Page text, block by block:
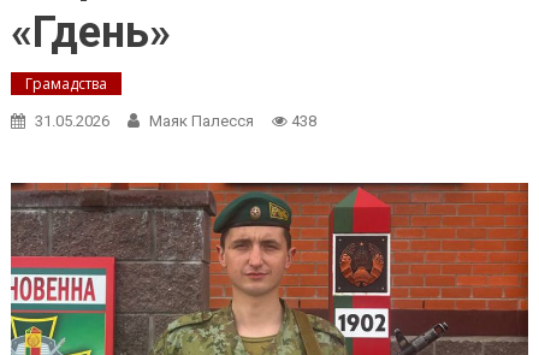
«Гдень»
Грамадства
31.05.2026 Маяк Палесся 438